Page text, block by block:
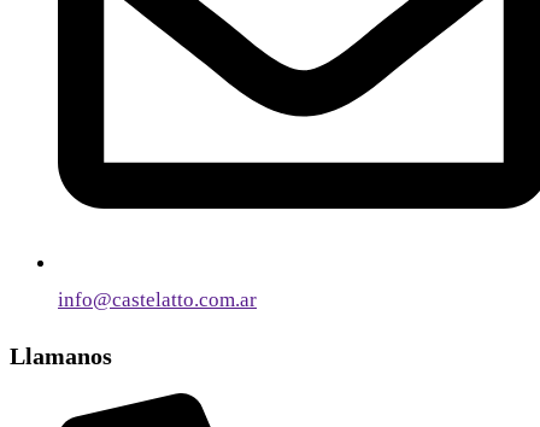
info@castelatto.com.ar
Llamanos